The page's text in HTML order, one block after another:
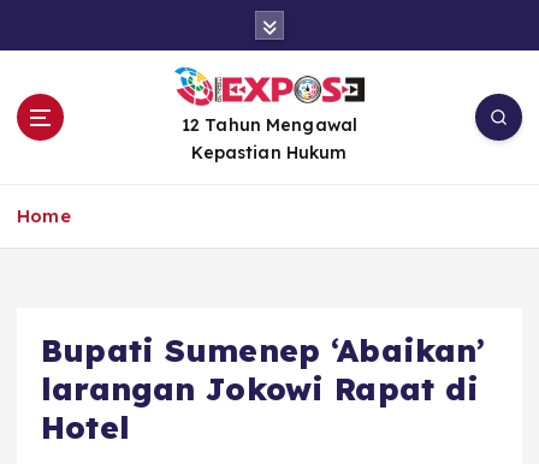
12 Tahun Mengawal
Kepastian Hukum
Home
Bupati Sumenep ‘Abaikan’
larangan Jokowi Rapat di
Hotel